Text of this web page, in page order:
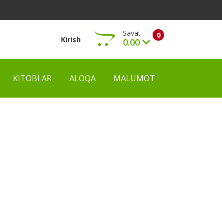
Kirish 0
Savat
0.00
Ko‘rish
KITOBLAR ALOQA MALUMOT